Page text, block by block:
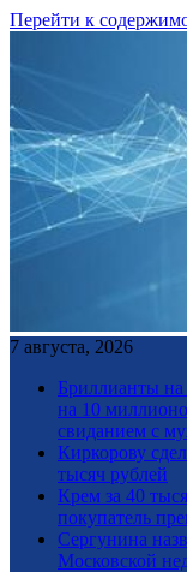
Перейти к
7 августа, 2026
Бриллианты на
на 10
свиданием с
Киркорову
тысяч рублей
Крем за 40
покупатель
Сергунина
Московской